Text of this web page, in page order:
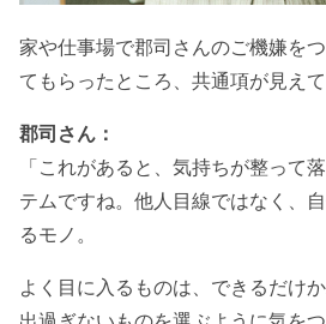
家や仕事場で郡司さんのご機嫌を
てもらったところ、共通項が見えて
郡司さん：
「これがあると、気持ちが整って
テムですね。他人目線ではなく、
るモノ。
よく目に入るものは、できるだけ